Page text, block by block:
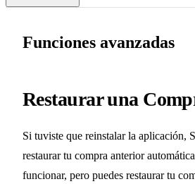
Funciones avanzadas
Restaurar una
Si tuviste que reinstalar la aplicación,
restaurar tu compra anterior
funcionar, pero puedes restaurar tu